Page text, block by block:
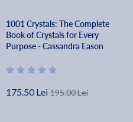
1001 Crystals: The Complete
Book of Crystals for Every
Purpose - Cassandra Eason
175.50 Lei 195.00 Lei